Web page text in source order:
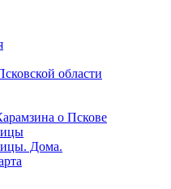
области
о Пскове
Дома.